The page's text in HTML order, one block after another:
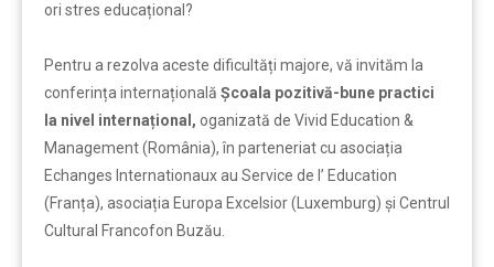
ori stres educațional?
Pentru a rezolva aceste dificultăți majore, vă invităm la
conferința internațională Școala pozitivă-bune practici
la nivel internațional, oganizată de Vivid Education &
Management (România), în parteneriat cu asociația
Echanges Internationaux au Service de l’ Education
(Franța), asociația Europa Excelsior (Luxemburg) și Centrul
Cultural Francofon Buzău.